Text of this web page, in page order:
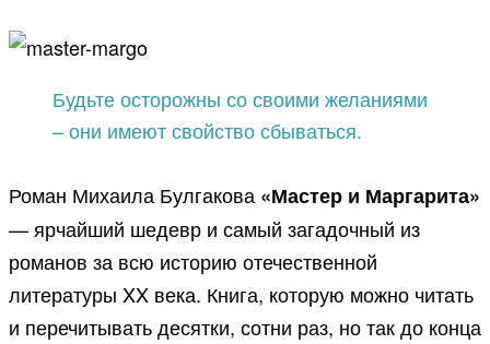
Будьте осторожны со своими желаниями
– они имеют свойство сбываться.
Роман Михаила Булгакова «Мастер и Маргарита»
— ярчайший шедевр и самый загадочный из
романов за всю историю отечественной
литературы XX века. Книга, которую можно читать
и перечитывать десятки, сотни раз, но так до конца